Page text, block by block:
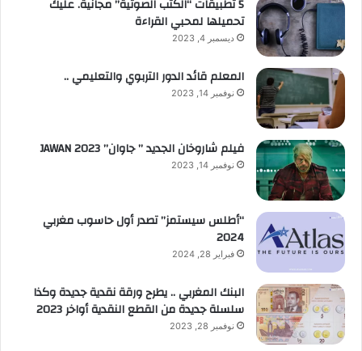
5 تطبيقات “الكتب الصوتية” مجانية. عليك
تحميلها لمحبي القراءة
ديسمبر 4, 2023
المعلم قائد الدور التربوي والتعليمي ..
نوفمبر 14, 2023
فيلم شاروخان الجديد ” جاوان” JAWAN 2023
نوفمبر 14, 2023
“أطلس سيستمز” تصدر أول حاسوب مغربي
2024
فبراير 28, 2024
البنك المغربي .. يطرح ورقة نقدية جديدة وكذا
سلسلة جديدة من القطع النقدية أواخر 2023
نوفمبر 28, 2023